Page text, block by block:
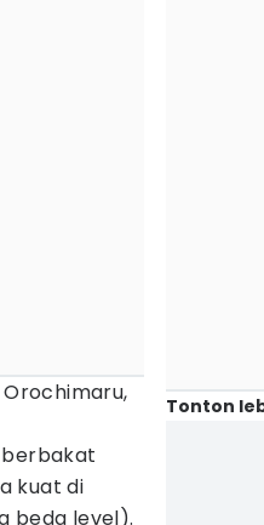
berbakat
kuat di
beda level).
Tonton